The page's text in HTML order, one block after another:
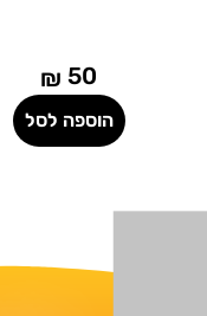
50
₪
הוספה לסל